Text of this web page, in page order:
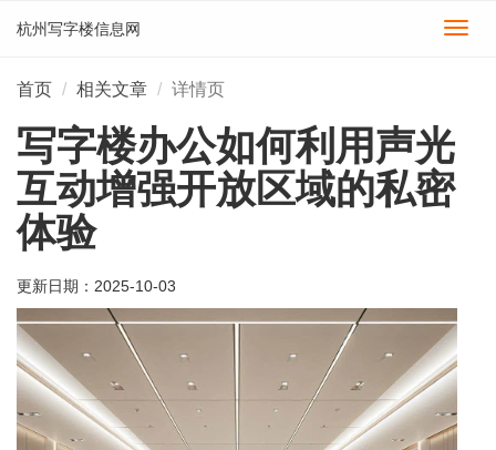
切
杭州写字楼信息网
首页 相关文章 详情页
写字楼办公如何利用声光
互动增强开放区域的私密
体验
更新日期： 2025-10-03